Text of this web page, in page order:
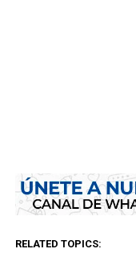
RELATED TOPICS: